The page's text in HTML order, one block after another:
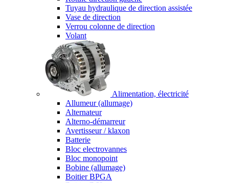
Tuyau hydraulique de direction assistée
Vase de direction
Verrou colonne de direction
Volant
Alimentation, électricité
Allumeur (allumage)
Alternateur
Alterno-démarreur
Avertisseur / klaxon
Batterie
Bloc electrovannes
Bloc monopoint
Bobine (allumage)
Boitier BPGA